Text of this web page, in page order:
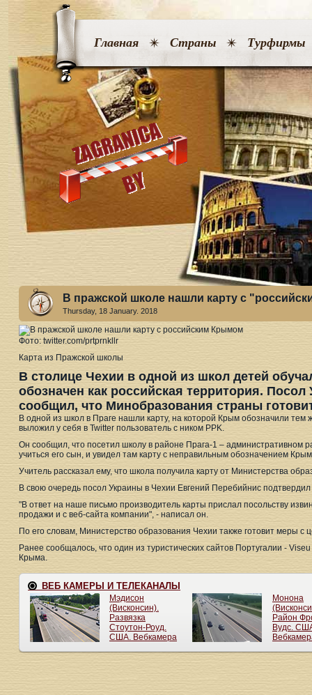
Главная Страны Турфирмы
В пражской школе нашли карту с
Thursday, 18 January. 2018
Фото: twitter.com/prtprnkllr
Карта из Пражской школы
В столице Чехии в одной из школ детей
обозначен как российская территория.
сообщил, что Минобразования страны
В одной из школ в Праге нашли карту, на которой Крым обозначили
выложил у себя в Twitter пользователь с ником PPK.
Он сообщил, что посетил школу в районе Прага-1 – административном
учиться его сын, и увидел там карту с неправильным обозначением
Учитель рассказал ему, что школа получила карту от Министерства
В свою очередь посол Украины в Чехии Евгений Перебийнис подтвердил
"В ответ на наше письмо производитель карты прислал посольству
продажи и с веб-сайта компании", - написал он.
По его словам, Министерство образования Чехии также готовит меры с
Ранее сообщалось, что один из туристических сайтов Португалии -
Крыма.